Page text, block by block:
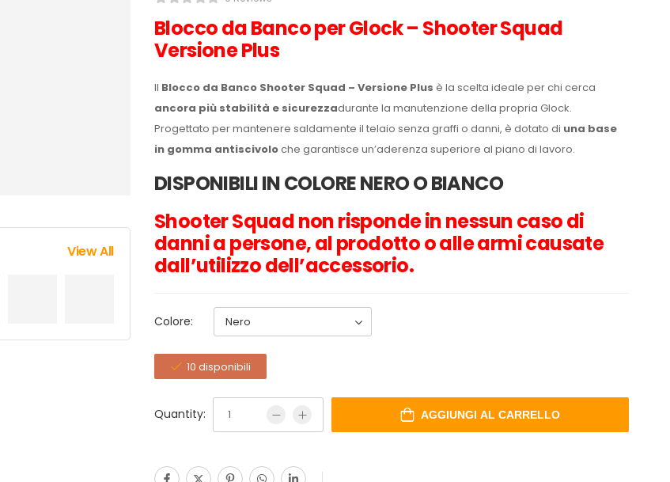
View All
Blocco da Banco per Glock – Shooter Squad
Versione Plus
Il Blocco da Banco Shooter Squad – Versione Plus è la scelta ideale per chi cerca
ancora più stabilità e sicurezzadurante la manutenzione della propria Glock.
Progettato per mantenere saldamente il telaio senza graffi o danni, è dotato di una base
in gomma antiscivoloche garantisce un’aderenza superiore al piano di lavoro.
DISPONIBILI IN COLORE NERO O BIANCO
Shooter Squad non risponde in nessun caso di
danni a persone, al prodotto o alle armi causate
dall’utilizzo dell’accessorio.
Colore:
10 disponibili
Quantity: AGGIUNGI AL CARRELLO